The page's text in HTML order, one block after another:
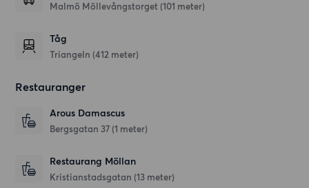
Malmö Möllevångstorget (101 meter)
Tåg
Triangeln (412 meter)
Restauranger
Arous Damascus
Bergsgatan 37 (1 meter)
Restaurang Möllan
Kristianstadsgatan (13 meter)